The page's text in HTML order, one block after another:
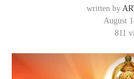
written by
August
811